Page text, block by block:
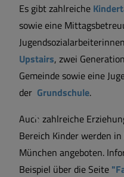
Es gibt zahlreiche
sowie eine
Upstairs, zwei
Gemeinde sowie eine
der Grundschule.
Auch zahlreiche
Bereich Kinder werden
München angeboten.
Beispiel über die Seite